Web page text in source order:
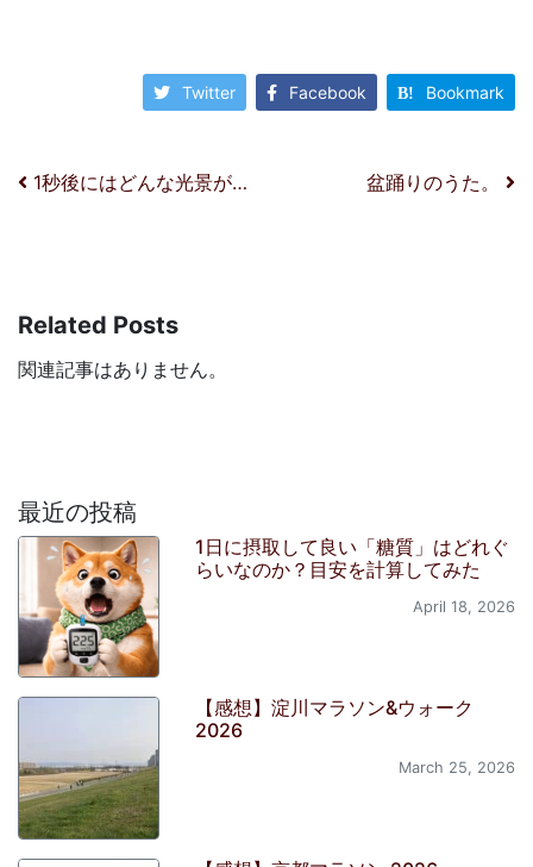
Twitter Facebook Bookmark
投稿ナビゲーション
1秒後にはどんな光景が… 盆踊りのうた。
Related Posts
関連記事はありません。
最近の投稿
1日に摂取して良い「糖質」はどれぐ
らいなのか？目安を計算してみた
April 18, 2026
【感想】淀川マラソン&ウォーク
2026
March 25, 2026